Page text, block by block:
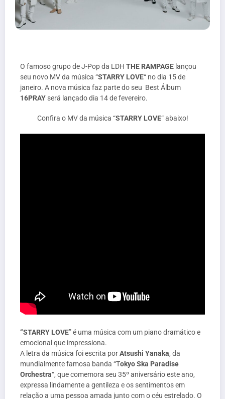
O famoso grupo de J-Pop da LDH THE RAMPAGE lançou
seu novo MV da música “STARRY LOVE“ no dia 15 de
janeiro. A nova música faz parte do seu Best Álbum
16PRAY será lançado dia 14 de fevereiro.
Confira o MV da música “STARRY LOVE“ abaixo!
“STARRY LOVE” é uma música com um piano dramático e
emocional que impressiona.
A letra da música foi escrita porAtsushi Yanaka, da
mundialmente famosa banda “Tokyo Ska Paradise
Orchestra“, que comemora seu 35º aniversário este ano,
expressa lindamente a gentileza e os sentimentos em
relação a uma pessoa amada junto com o céu estrelado. O